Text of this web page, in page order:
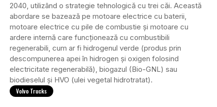
2040, utilizând o strategie tehnologică cu trei căi. Această
abordare se bazează pe motoare electrice cu baterii,
motoare electrice cu pile de combustie și motoare cu
ardere internă care funcționează cu combustibili
regenerabili, cum ar fi hidrogenul verde (produs prin
descompunerea apei în hidrogen și oxigen folosind
electricitate regenerabilă), biogazul (Bio-GNL) sau
biodieselul și HVO (ulei vegetal hidrotratat).
Volvo Trucks